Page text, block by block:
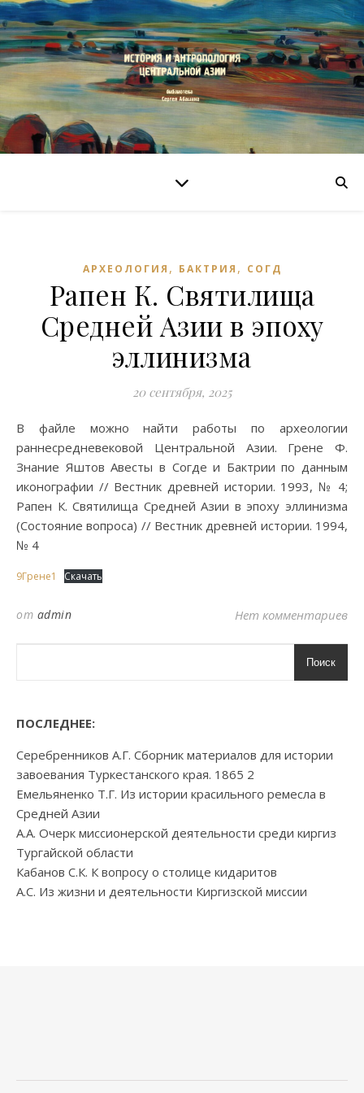
АРХЕОЛОГИЯ , БАКТРИЯ , СОГД
Рапен К. Святилища
Средней Азии в эпоху
эллинизма
20 сентября, 2025
В файле можно найти работы по археологии
раннесредневековой Центральной Азии. Грене Ф.
Знание Яштов Авесты в Согде и Бактрии по данным
иконографии // Вестник древней истории. 1993, № 4;
Рапен К. Святилища Средней Азии в эпоху эллинизма
(Состояние вопроса) // Вестник древней истории. 1994,
№ 4
9Грене1 Скачать
от admin Нет комментариев
Поиск
ПОСЛЕДНЕЕ:
Серебренников А.Г. Сборник материалов для истории
завоевания Туркестанского края. 1865 2
Емельяненко Т.Г. Из истории красильного ремесла в
Средней Азии
А.А. Очерк миссионерской деятельности среди киргиз
Тургайской области
Кабанов С.К. К вопросу о столице кидаритов
А.С. Из жизни и деятельности Киргизской миссии